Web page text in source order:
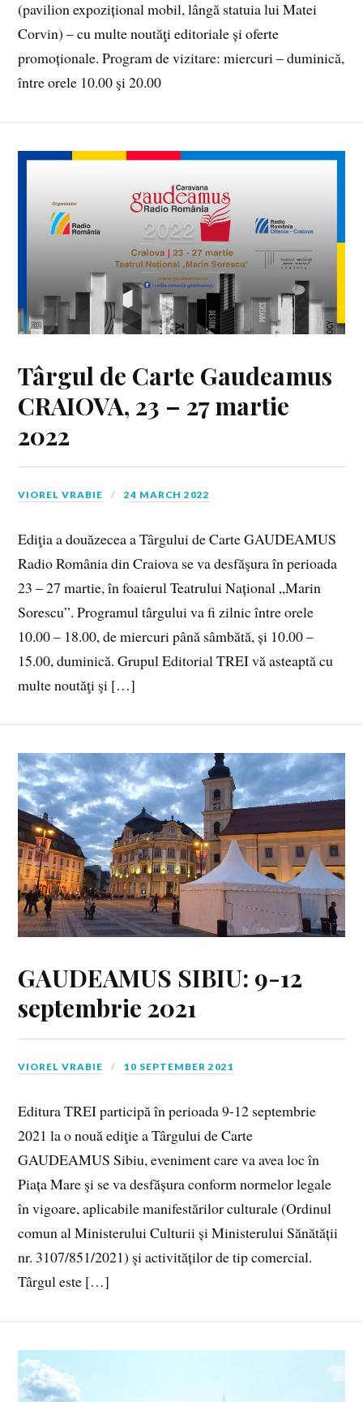
(pavilion expozițional mobil, lângă statuia lui Matei
Corvin) – cu multe noutăţi editoriale și oferte
promoționale. Program de vizitare: miercuri – duminică,
între orele 10.00 şi 20.00
Târgul de Carte Gaudeamus
CRAIOVA, 23 – 27 martie
2022
VIOREL VRABIE 24 MARCH 2022
Ediţia a douăzecea a Târgului de Carte GAUDEAMUS
Radio România din Craiova se va desfăşura în perioada
23 – 27 martie, în foaierul Teatrului Național „Marin
Sorescu”. Programul târgului va fi zilnic între orele
10.00 – 18.00, de miercuri până sâmbătă, și 10.00 –
15.00, duminică. Grupul Editorial TREI vă asteaptă cu
multe noutăţi şi […]
GAUDEAMUS SIBIU: 9-12
septembrie 2021
VIOREL VRABIE 10 SEPTEMBER 2021
Editura TREI participă în perioada 9-12 septembrie
2021 la o nouă ediţie a Târgului de Carte
GAUDEAMUS Sibiu, eveniment care va avea loc în
Piața Mare şi se va desfășura conform normelor legale
în vigoare, aplicabile manifestărilor culturale (Ordinul
comun al Ministerului Culturii și Ministerului Sănătății
nr. 3107/851/2021) şi activităților de tip comercial.
Târgul este […]